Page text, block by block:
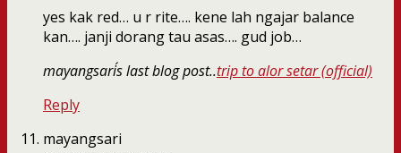
yes kak red… u r rite…. kene lah ngajar balance
kan…. janji dorang tau asas…. gud job…
mayangsari´s last blog post..trip to alor setar (official)
Reply
mayangsari